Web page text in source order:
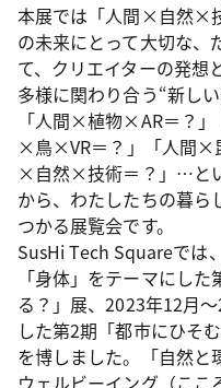
本展では「人間×自然×
の未来にとって大切な、
て、クリエイターの発想
多様に関わり合う“新し
「人間×植物×AR＝？
×鳥×VR＝？」「人間×
×自然×技術＝？」…と
から、わたしたちの暮ら
つかる展覧会です。
SusHi Tech Squareでは
「身体」をテーマにし
る？」展、2023年12月
した第2期「都市にひそ
を博しました。「自然と
ウェルビーイング（こ